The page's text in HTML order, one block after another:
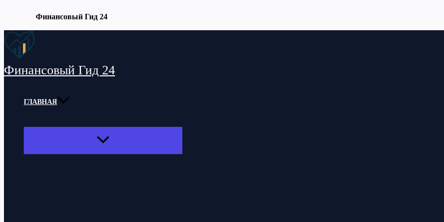
Финансовый Гид 24
Перейти
содержимому
Финансовый Гид 24
ГЛАВНАЯ
ПЕРЕКЛЮЧАТЕЛЬ